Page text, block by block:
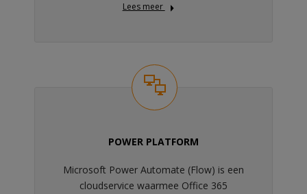
Lees meer
POWER PLATFORM
Microsoft Power Automate (Flow) is een
cloudservice waarmee Office 365